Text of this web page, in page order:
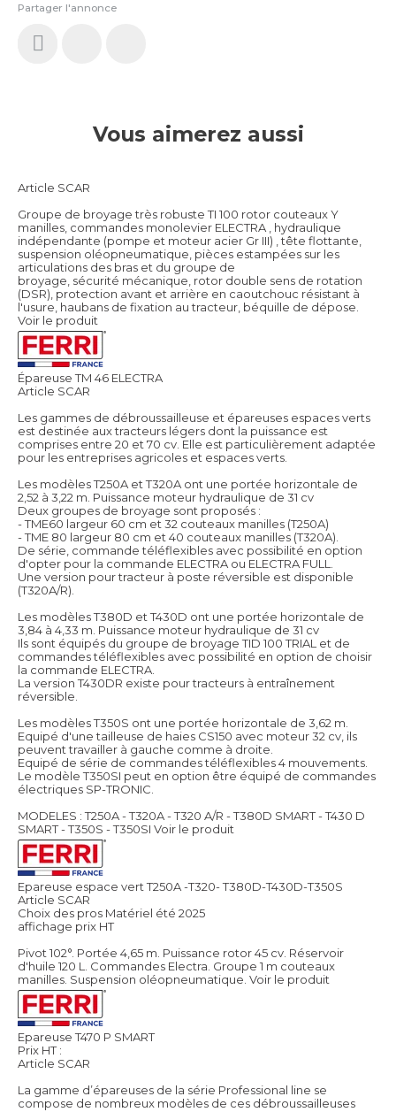
Partager l'annonce
Vous aimerez aussi
Article SCAR
Groupe de broyage très robuste TI 100 rotor couteaux Y
manilles, commandes monolevier ELECTRA , hydraulique
indépendante (pompe et moteur acier Gr III) , tête flottante,
suspension oléopneumatique, pièces estampées sur les
articulations des bras et du groupe de
broyage, sécurité mécanique, rotor double sens de rotation
(DSR), protection avant et arrière en caoutchouc résistant à
l'usure, haubans de fixation au tracteur, béquille de dépose.
Voir le produit
Épareuse TM 46 ELECTRA
Article SCAR
Les gammes de débroussailleuse et épareuses espaces verts
est destinée aux tracteurs légers dont la puissance est
comprises entre 20 et 70 cv. Elle est particulièrement adaptée
pour les entreprises agricoles et espaces verts.
Les modèles T250A et T320A ont une portée horizontale de
2,52 à 3,22 m. Puissance moteur hydraulique de 31 cv
Deux groupes de broyage sont proposés :
- TME60 largeur 60 cm et 32 couteaux manilles (T250A)
- TME 80 largeur 80 cm et 40 couteaux manilles (T320A).
De série, commande téléflexibles avec possibilité en option
d'opter pour la commande ELECTRA ou ELECTRA FULL.
Une version pour tracteur à poste réversible est disponible
(T320A/R).
Les modèles T380D et T430D ont une portée horizontale de
3,84 à 4,33 m. Puissance moteur hydraulique de 31 cv
Ils sont équipés du groupe de broyage TID 100 TRIAL et de
commandes téléflexibles avec possibilité en option de choisir
la commande ELECTRA.
La version T430DR existe pour tracteurs à entraînement
réversible.
Les modèles T350S ont une portée horizontale de 3,62 m.
Equipé d'une tailleuse de haies CS150 avec moteur 32 cv, ils
peuvent travailler à gauche comme à droite.
Equipé de série de commandes téléflexibles 4 mouvements.
Le modèle T350SI peut en option être équipé de commandes
électriques SP-TRONIC.
MODELES : T250A - T320A - T320 A/R - T380D SMART - T430 D
SMART - T350S - T350SI Voir le produit
Epareuse espace vert T250A -T320- T380D-T430D-T350S
Article SCAR
Choix des pros Matériel été 2025
affichage prix HT
Pivot 102°. Portée 4,65 m. Puissance rotor 45 cv. Réservoir
d'huile 120 L. Commandes Electra. Groupe 1 m couteaux
manilles. Suspension oléopneumatique. Voir le produit
Epareuse T470 P SMART
Prix HT :
Article SCAR
La gamme d’épareuses de la série Professional line se
compose de nombreux modèles de ces débroussailleuses